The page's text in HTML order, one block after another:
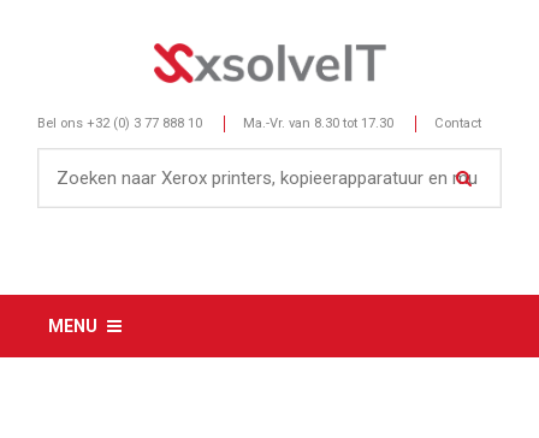
Bel ons +32 (0) 3 77 888 10 Ma.-Vr. van 8.30 tot 17.30 Contact
MENU